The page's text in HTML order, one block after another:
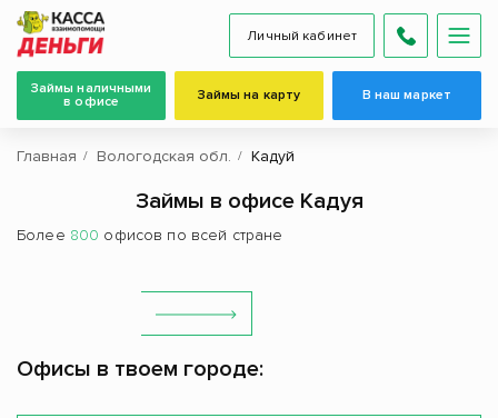
Личный кабинет
Займы наличными
в офисе
Займы на карту В наш маркет
Главная Вологодская обл. Кадуй
Займы в офисе Кадуя
Более 800 офисов по всей стране
Офисы в твоем городе: